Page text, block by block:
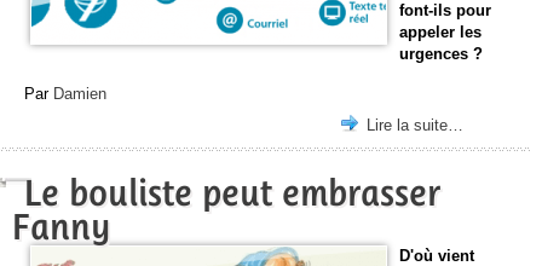
font-ils pour
appeler les
urgences ?
Par Damien
Lire la suite…
Le bouliste peut embrasser
Fanny
D'où vient